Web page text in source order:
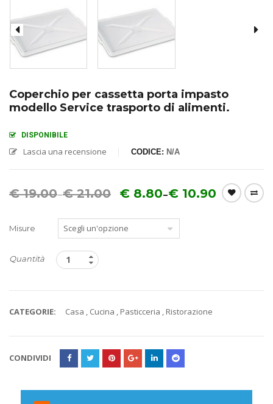
Coperchio per cassetta porta impasto
modello Service trasporto di alimenti.
DISPONIBILE
Lascia una recensione CODICE: N/A
€19.00–€21.00 € 8.80–€ 10.90
Misure
Quantità
CATEGORIE: Casa Cucina Pasticceria Ristorazione
CONDIVIDI